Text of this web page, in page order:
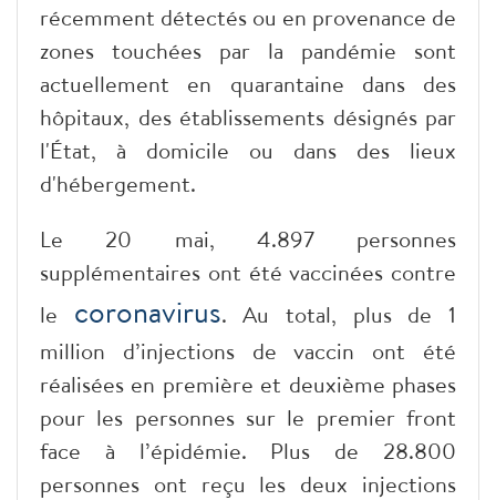
récemment détectés ou en provenance de
zones touchées par la pandémie sont
actuellement en quarantaine dans des
hôpitaux, des établissements désignés par
l'État, à domicile ou dans des lieux
d'hébergement.
Le 20 mai, 4.897 personnes
supplémentaires ont été vaccinées contre
le coronavirus. Au total, plus de 1
million d’injections de vaccin ont été
réalisées en première et deuxième phases
pour les personnes sur le premier front
face à l’épidémie. Plus de 28.800
personnes ont reçu les deux injections